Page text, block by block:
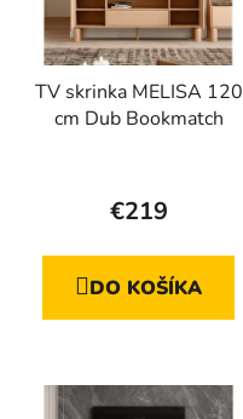
TV skrinka MELISA 120
cm Dub Bookmatch
€219
DO KOŠÍKA